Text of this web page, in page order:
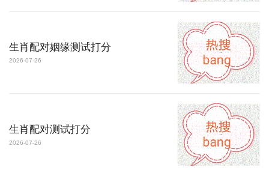
生肖配对姻缘测试打分
2026-07-26
生肖配对测试打分
2026-07-26